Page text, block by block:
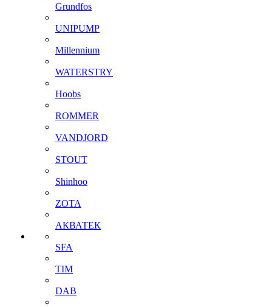
Grundfos
UNIPUMP
Millennium
WATERSTRY
Hoobs
ROMMER
VANDJORD
STOUT
Shinhoo
ZOTA
АКВАТЕК
SFA
TIM
DAB